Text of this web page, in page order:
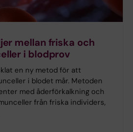
mellan friska och
i blodprov
en ny metod för att
i blodet mår. Metoden
med åderförkalkning och
från friska individers,